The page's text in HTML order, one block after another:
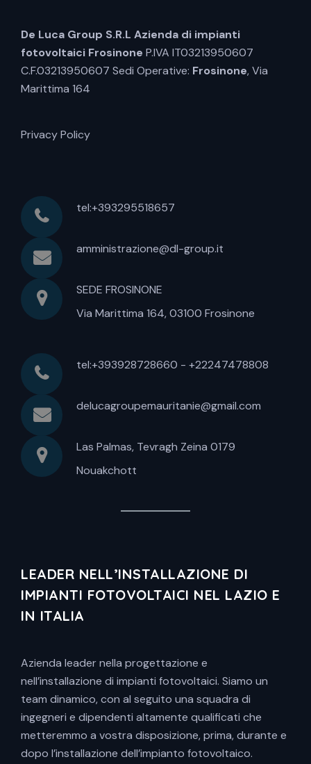
De Luca Group S.R.L Azienda di impianti
fotovoltaici Frosinone P.IVA IT03213950607
C.F.03213950607 Sedi Operative: Frosinone, Via
Marittima 164
Privacy Policy
tel:+393295518657
amministrazione@dl-group.it
SEDE FROSINONE
Via Marittima 164, 03100 Frosinone
tel:+393928728660 - +22247478808
delucagroupemauritanie@gmail.com
Las Palmas, Tevragh Zeina 0179
Nouakchott
LEADER NELL’INSTALLAZIONE DI
IMPIANTI FOTOVOLTAICI NEL LAZIO E
IN ITALIA
Azienda leader nella progettazione e
nell’installazione di impianti fotovoltaici. Siamo un
team dinamico, con al seguito una squadra di
ingegneri e dipendenti altamente qualificati che
metteremmo a vostra disposizione, prima, durante e
dopo l’installazione dell’impianto fotovoltaico.